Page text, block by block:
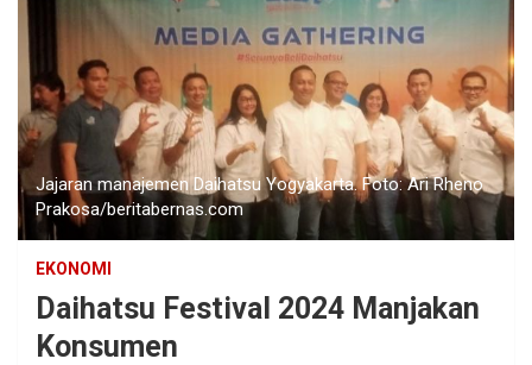
Jajaran manajemen Daihatsu Yogyakarta. Foto: Ari Rheno
Prakosa/beritabernas.com
EKONOMI
Daihatsu Festival 2024 Manjakan
Konsumen